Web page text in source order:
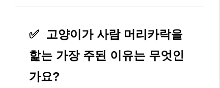
✅ 고양이가 사람 머리카락을
핥는 가장 주된 이유는 무엇인
가요?